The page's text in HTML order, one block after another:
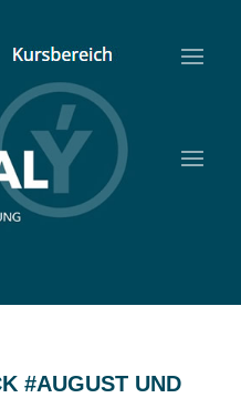
#AUGUST UND